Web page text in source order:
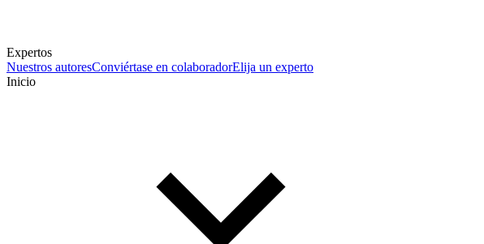
Expertos
Nuestros autoresConviértase en colaboradorElija un experto
Inicio